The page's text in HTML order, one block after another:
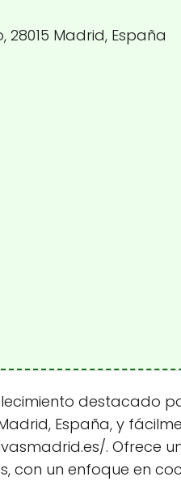
28015 Madrid, España
destacado
España, y
. Ofrece
con un enfoque en